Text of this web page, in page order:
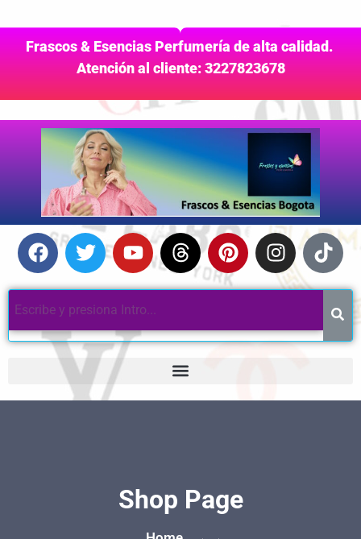
Frascos & Esencias Perfumería de alta calidad.
Atención al cliente: 3227823678
Shop Page